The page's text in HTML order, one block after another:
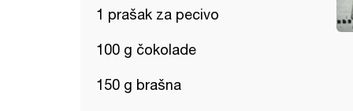
1 prašak za pecivo
100 g čokolade
150 g brašna